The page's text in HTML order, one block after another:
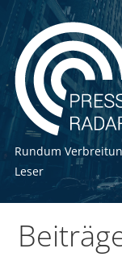
Zum
Inhalt
springen
Rundum
Leser